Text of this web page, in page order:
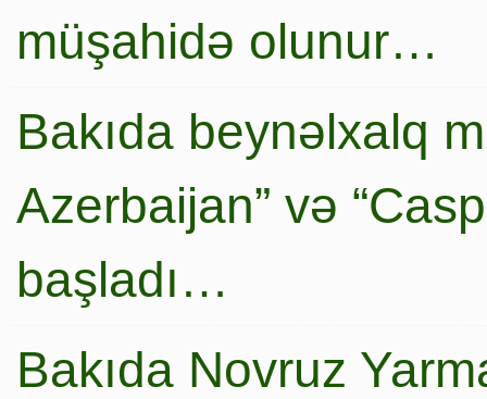
müşahidə olunur…
Bakıda beynəlxalq
Azerbaijan” və
başladı…
Bakıda Novruz